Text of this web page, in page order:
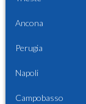
Ancona
Perugia
Napoli
Campobasso